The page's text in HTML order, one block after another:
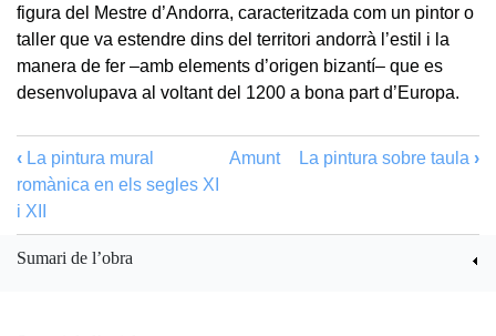
figura del Mestre d’Andorra, caracteritzada com un pintor o
taller que va estendre dins del territori andorrà l’estil i la
manera de fer –amb elements d’origen bizantí– que es
desenvolupava al voltant del 1200 a bona part d’Europa.
‹ La pintura mural
romànica en els segles XI
i XII
Amunt La pintura sobre taula ›
Sumari de l’obra